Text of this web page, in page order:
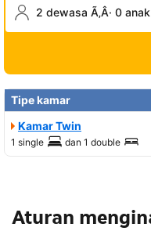
2 dewasa Ã‚Â· 0 anak
Tipe kamar
Kamar Twin
1 single dan 1 double
Aturan